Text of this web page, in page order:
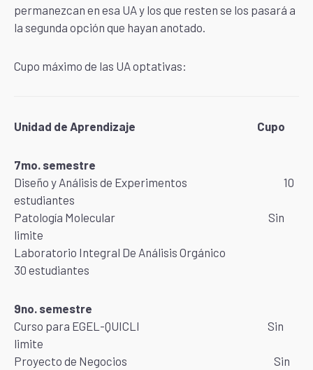
permanezcan en esa UA y los que resten se los pasará a
la segunda opción que hayan anotado.
Cupo máximo de las UA optativas:
Unidad de Aprendizaje Cupo
7mo. semestre
Diseño y Análisis de Experimentos 10
estudiantes
Patología Molecular Sin
limite
Laboratorio Integral De Análisis Orgánico
30 estudiantes
9no. semestre
Curso para EGEL-QUICLI Sin
limite
Proyecto de Negocios Sin